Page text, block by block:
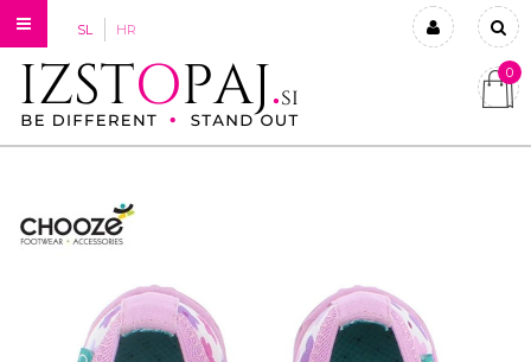
SL HR
Prijavi se
0